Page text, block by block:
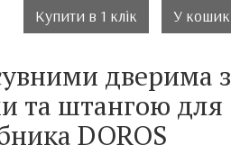
Купити в 1 клік У кошик
дверима з
та штангою для
DOROS